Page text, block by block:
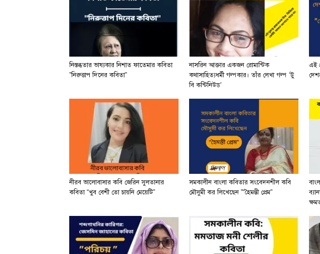
নিস্তব্ধতার ভাষ্যকার নিশাত ফাতেমার কবিতা
”নিরুত্তাপ দিনের কবিতা”
নাসরিন আক্তার একজন রোমান্টিক
কথাসাহিত্যধর্মী গল্পকার। তাঁর লেখা গল্প ‘টু
বি কন্টিনিউড’
এই
নীরব ভালোবাসার কবি জেরিন সুলতানার
কবিতা “খুব বেশী তো চায়নি মেয়েটি”
সমকালীন বাংলা কবিতার সংবেদনশীল কবি
মৌসুমী কর লিখেছেন ”“হৈমন্তী প্রেম”